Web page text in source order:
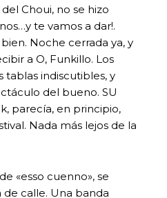
Choui, no se hizo
te vamos a dar!.
Noche cerrada ya, y
a O, Funkillo. Los
tablas indiscutibles, y
del bueno. SU
parecía, en principio,
Nada más lejos de la
«esso cuenno», se
de calle. Una banda